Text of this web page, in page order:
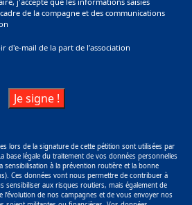
de la compagne et des communications
d'e-mail de la part de l’association
lors de la signature de cette pétition sont utilisées par
base légale du traitement de vos données personnelles
sensibilisation à la prévention routière et la bonne
Ces données vont nous permettre de contribuer à
sensibiliser aux risques routiers, mais également de
de nos campagnes et de vous envoyer nos